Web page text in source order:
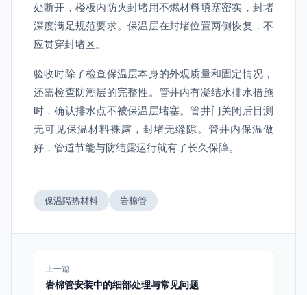
处断开，楼板内防火封堵用不燃材料填塞密实，封堵
深度满足规范要求。保温层在封堵位置两侧恢复，不
应贯穿封堵区。
验收时除了检查保温层本身的外观质量和固定情况，
还需检查防潮层的完整性。管井内有凝结水排水措施
时，确认排水点不被保温层堵塞。管井门关闭后目测
无可见保温材料裸露，封堵无缝隙。管井内保温做
好，管道节能与防结露运行就有了长久保障。
保温隔热材料 岩棉管
上一篇
岩棉管安装中的细部处理与常见问题